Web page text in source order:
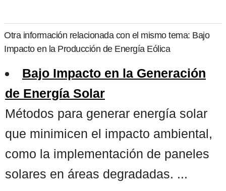
Otra información relacionada con el mismo tema: Bajo
Impacto en la Producción de Energía Eólica
Bajo Impacto en la Generación
de Energía Solar
Métodos para generar energía solar
que minimicen el impacto ambiental,
como la implementación de paneles
solares en áreas degradadas. ...